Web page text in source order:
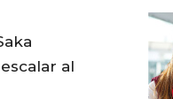
al